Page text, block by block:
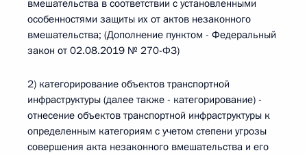
вмешательства в соответствии с установленными
особенностями защиты их от актов незаконного
вмешательства; (Дополнение пунктом - Федеральный
закон от 02.08.2019 № 270-ФЗ)
2) категорирование объектов транспортной
инфраструктуры (далее также - категорирование) -
отнесение объектов транспортной инфраструктуры к
определенным категориям с учетом степени угрозы
совершения акта незаконного вмешательства и его